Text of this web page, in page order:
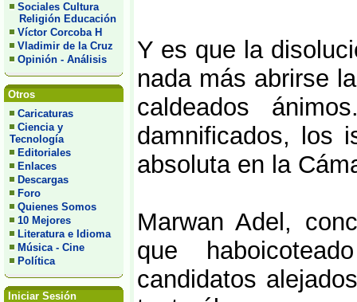
Sociales Cultura
Religión Educación
Víctor Corcoba H
Vladimir de la Cruz
Opinión - Análisis
Otros
Caricaturas
Ciencia y
Tecnología
Editoriales
Enlaces
Descargas
Foro
Quienes Somos
10 Mejores
Literatura e Idioma
Música - Cine
Política
Iniciar Sesión
Y es que la
nada más abrirse
caldeados
damnificados, los
absoluta en la
Marwan Adel,
que
candidatos